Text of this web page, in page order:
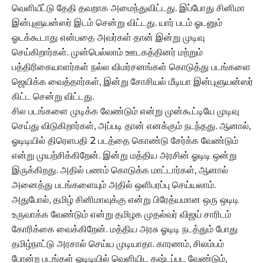
வெளியீட்டு தேதி தவறாக அமைந்துவிட்டது. இப்போது சினிமா
இன்புளுயன்ஸர் இடம் சென்று விட்டது. யார் படம் ஓடனும்
ஓடக்கூடாது என்பதை அவர்கள் தான் இன்று முடிவு
செய்கிறார்கள். முன்பெல்லாம் ஊடகத்தினர் மற்றும்
பத்திரிகையாளர்கள் நல்ல விமர்சனங்கள் கொடுத்து படங்களை
ஜெயிக்க வைத்தார்கள், இன்று சோசியல் மீடியா இன்புளுயன்ஸர்
கிட்ட சென்று விட்டது.
சில படங்களை முடிக்க வேண்டும் என்று முன்கூட்டியே முடிவு
செய்து விடுகிறார்கள், அப்படி தான் எனக்கும் நடந்தது. ஆனால்,
ஓடிடியில் திரெளபதி 2 படத்தை கொண்டு சேர்க்க வேண்டும்
என்று முயற்சிக்கிறேன். இன்று மத்திய அரசின் ஓடிடி ஒன்று
இருக்கிறது. அதில் பணம் கொடுக்க மாட்டார்கள், ஆனால்
அனைத்து படங்களையும் அதில் ஒளிபரப்பு செய்யலாம்.
அதுபோல், தமிழ் சினிமாவுக்கு என்று பிரேத்யமான ஒரு ஒடிடி
உருவாக்க வேண்டும் என்று தமிழக முதல்வர் விஜய் சாரிடம்
கோரிக்கை வைக்கிறேன். மத்திய அரசு ஓடிடி நடத்தும் போது
தமிழ்நாட்டு அரசால் செய்ய முடியாதா. காரணம், சிலம்பம்
போன்ற படங்கள் ஓடிடியில் வெளியிட கஷ்டப்பட வேண்டும்,